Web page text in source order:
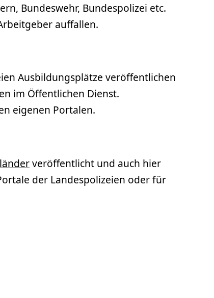
Bundeswehr, Bundespolizei etc.
auffallen.
Ausbildungsplätze veröffentlichen
im Öffentlichen Dienst.
eigenen Portalen.
veröffentlicht und auch hier
der Landespolizeien oder für